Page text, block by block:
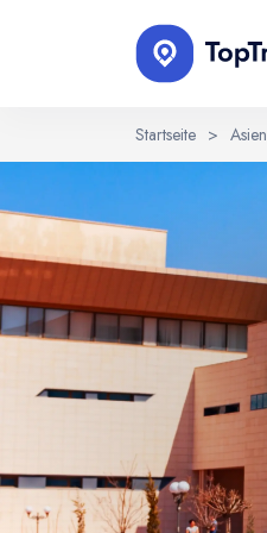
Startseite > Asien
EN
English